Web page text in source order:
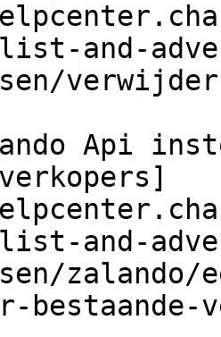
and-
Api
and-
bestaande-